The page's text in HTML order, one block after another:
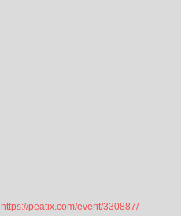
https://peatix.com/event/330887/